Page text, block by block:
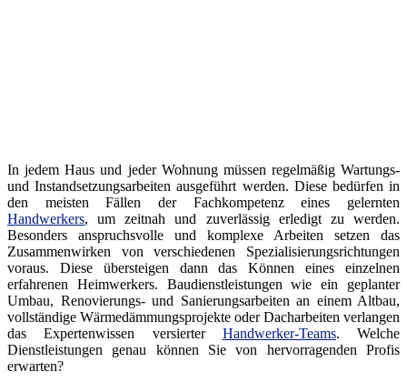
In jedem Haus und jeder Wohnung müssen regelmäßig Wartungs-
und Instandsetzungsarbeiten ausgeführt werden. Diese bedürfen in
den meisten Fällen der Fachkompetenz eines gelernten
Handwerkers, um zeitnah und zuverlässig erledigt zu werden.
Besonders anspruchsvolle und komplexe Arbeiten setzen das
Zusammenwirken von verschiedenen Spezialisierungsrichtungen
voraus. Diese übersteigen dann das Können eines einzelnen
erfahrenen Heimwerkers. Baudienstleistungen wie ein geplanter
Umbau, Renovierungs- und Sanierungsarbeiten an einem Altbau,
vollständige Wärmedämmungsprojekte oder Dacharbeiten verlangen
das Expertenwissen versierter Handwerker-Teams. Welche
Dienstleistungen genau können Sie von hervorragenden Profis
erwarten?